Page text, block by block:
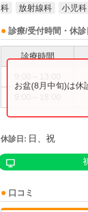
科
放射線科 小児科
診療/受付時間・休診
診療時間
お盆(8月中旬)は休
休診日: 日、祝
口コミ